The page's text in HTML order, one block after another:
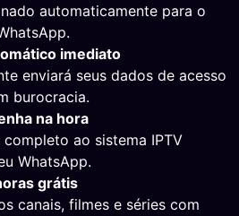
automaticamente para o
imediato
enviará seus dados de acesso
burocracia.
na hora
ao sistema IPTV
WhatsApp.
grátis
canais, filmes e séries com